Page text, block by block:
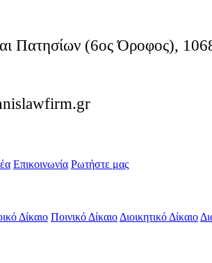
Πατησίων (6ος Όροφος),
Επικοινωνία Ρωτήστε μας
Δίκαιο Ποινικό Δίκαιο Διοικητικό Δίκαιο